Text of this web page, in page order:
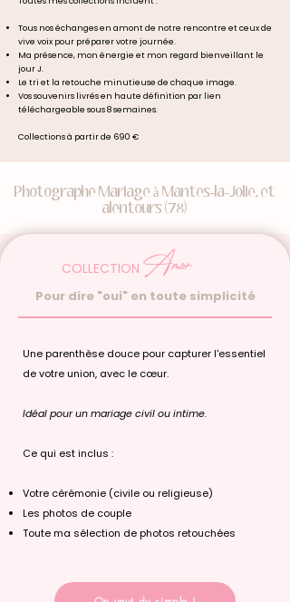
Tous nos échanges en amont de notre rencontre et ceux de
vive voix pour préparer votre journée.
Ma présence, mon énergie et mon regard bienveillant le
jour J.
Le tri et la retouche minutieuse de chaque image.
Vos souvenirs livrés en haute définition par lien
téléchargeable sous 8 semaines.
Collections à partir de 690 €
Photographe Mariage à Mantes-la-Jolie, et
alentours (78)
COLLECTION Amor
Pour dire "oui" en toute simplicité
Une parenthèse douce pour capturer l'essentiel
de votre union, avec le cœur.
Idéal pour un mariage civil ou intime.​
Ce qui est inclus :
Votre cérémonie (civile ou religieuse)
Les photos de couple
Toute ma sélection de photos retouchées